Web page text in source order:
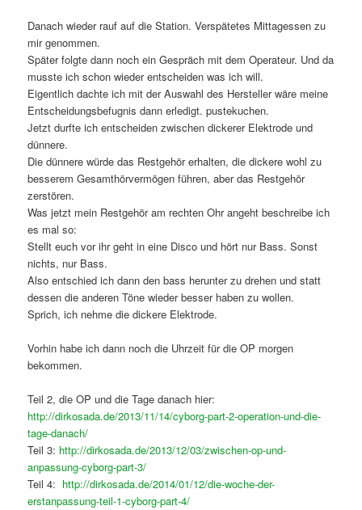
Danach wieder rauf auf die Station. Verspätetes Mittagessen zu
mir genommen.
Später folgte dann noch ein Gespräch mit dem Operateur. Und da
musste ich schon wieder entscheiden was ich will.
Eigentlich dachte ich mit der Auswahl des Hersteller wäre meine
Entscheidungsbefugnis dann erledigt. pustekuchen.
Jetzt durfte ich entscheiden zwischen dickerer Elektrode und
dünnere.
Die dünnere würde das Restgehör erhalten, die dickere wohl zu
besserem Gesamthörvermögen führen, aber das Restgehör
zerstören.
Was jetzt mein Restgehör am rechten Ohr angeht beschreibe ich
es mal so:
Stellt euch vor ihr geht in eine Disco und hört nur Bass. Sonst
nichts, nur Bass.
Also entschied ich dann den bass herunter zu drehen und statt
dessen die anderen Töne wieder besser haben zu wollen.
Sprich, ich nehme die dickere Elektrode.
Vorhin habe ich dann noch die Uhrzeit für die OP morgen
bekommen.
Teil 2, die OP und die Tage danach hier:
http://dirkosada.de/2013/11/14/cyborg-part-2-operation-und-die-
tage-danach/
Teil 3: http://dirkosada.de/2013/12/03/zwischen-op-und-
anpassung-cyborg-part-3/
Teil 4: http://dirkosada.de/2014/01/12/die-woche-der-
erstanpassung-teil-1-cyborg-part-4/